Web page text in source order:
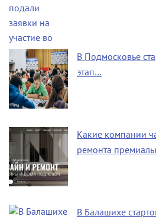
В Подмосковье
этап…
Какие компании
ремонта
В Балашихе